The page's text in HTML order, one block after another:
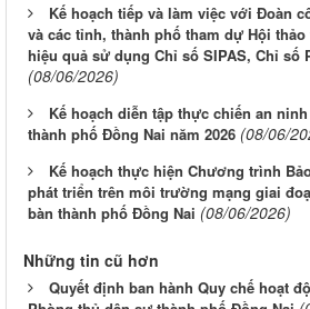
Kế hoạch tiếp và làm việc với Đoàn
và các tỉnh, thành phố tham dự Hội
hiệu quả sử dụng Chỉ số SIPAS, Chỉ số
(08/06/2026)
Kế hoạch diễn tập thực chiến an
thành phố Đồng Nai năm 2026 (08/06/
Kế hoạch thực hiện Chương trình
phát triển trên môi trường mạng giai
bàn thành phố Đồng Nai (08/06/2026)
Những tin cũ hơn
Quyết định ban hành Quy chế hoạt